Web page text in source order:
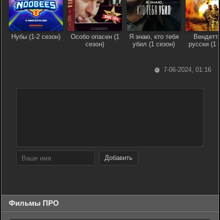
Нубы (1-2 сезон)
Особо опасен (1
сезон)
Я знаю, кто тебя
убил (1 сезон)
русски (1
7-06-2024, 01:16
Добавить
Фильмы ПРО